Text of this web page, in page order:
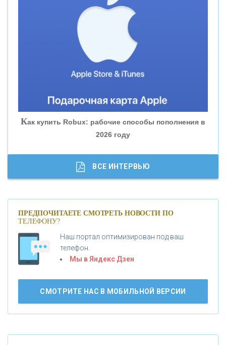
«ВНЕШПРОМБАНК»
«БАНК ГЛОБЭКС»
«СОВКОМБАНК»
«ГАЗПРОМБАНК»
«МОСКОВСКИЙ КРЕДИТНЫЙ БАНК»
«БАНК ВОЗРОЖДЕНИЕ»
АО «КРЕДИТ ЕВРОПА БАНК»
Как купить Robux: рабочие способы пополнения в
2026 году
Банки.ру обновил логотип впервые за 19 лет -
ВСЕ ИНТЕРВЬЮ
ПРЕДПОЧИТАЕТЕ СМОТРЕТЬ НОВОСТИ ПО
ТЕЛЕФОНУ?
Наш портал оптимизирован под ваш
телефон.
Мы в Яндекс Дзен
СМОТРИТЕ НАС В МОБИЛЬНОЙ ВЕРСИИ